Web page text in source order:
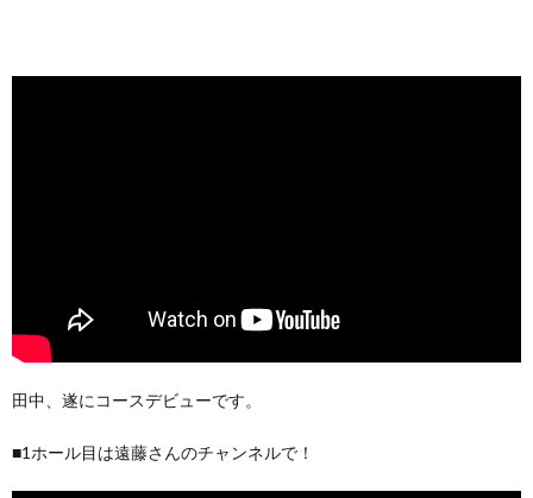
田中、遂にコースデビューです。
■1ホール目は遠藤さんのチャンネルで！